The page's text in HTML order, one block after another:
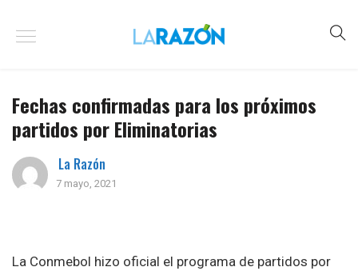
Fechas confirmadas para los próximos
partidos por Eliminatorias
La Razón
7 mayo, 2021
La Conmebol hizo oficial el programa de partidos por